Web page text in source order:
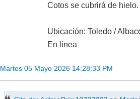
Cotos se cubrirá de hielo.
Ubicación: Toledo /
En línea
Martes 05 Mayo 2026 14:28:33 PM